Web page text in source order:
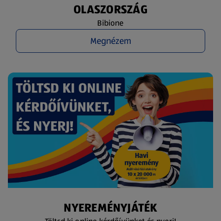
OLASZORSZÁG
Bibione
Megnézem
NYEREMÉNYJÁTÉK